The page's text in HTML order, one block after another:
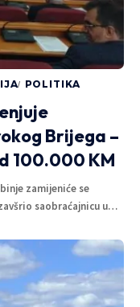
POLITIKA
Brijega –
100.000 KM
zamijeniće se
saobraćajnicu u…